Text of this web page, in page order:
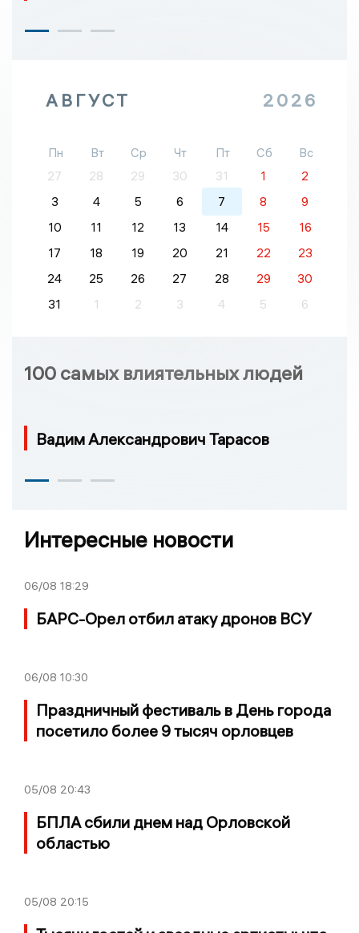
АВГУСТ 2026
Пн Вт Ср Чт Пт Сб
Вс
27
28 29 30 31 1
2
3
4 5 6 7 8
9
10
11 12 13 14 15
16
17
18 19 20 21 22
23
24
25 26 27 28 29
30
31
1 2 3 4 5 6
100 самых влиятельных людей
Вадим Александрович Тарасов
Интересные новости
06/08 18:29
БАРС-Орел отбил атаку дронов ВСУ
06/08 10:30
Праздничный фестиваль в День города
посетило более 9 тысяч орловцев
05/08 20:43
БПЛА сбили днем над Орловской
областью
05/08 20:15